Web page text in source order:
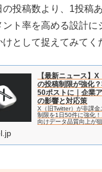
の投稿数より、1投稿
ント率を高める設計に
として捉えてみてく
【最新ニュース】X
の投稿制限が強化
50ポストに｜企業
の影響と対応策
X（旧Twitter）が非課
制限を1日50件に強化
向けデータ品質向上が